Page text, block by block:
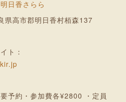
日香さらら
高市郡明日香村栢森137
ト：
要予約・参加費各¥2800 ・定員